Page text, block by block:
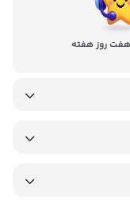
روز هفته